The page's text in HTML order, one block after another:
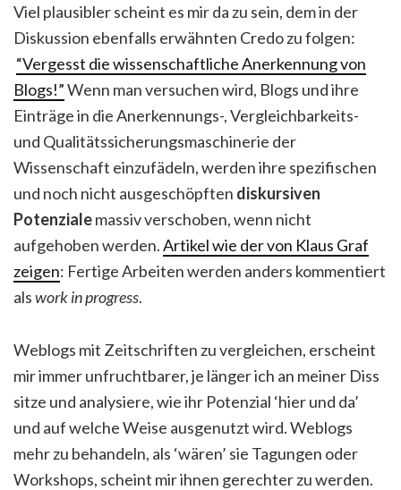
Viel plausibler scheint es mir da zu sein, dem in der
Diskussion ebenfalls erwähnten Credo zu folgen:
“Vergesst die wissenschaftliche Anerkennung von
Blogs!”Wenn man versuchen wird, Blogs und ihre
Einträge in die Anerkennungs-, Vergleichbarkeits-
und Qualitätssicherungsmaschinerie der
Wissenschaft einzufädeln, werden ihre spezifischen
und noch nicht ausgeschöpften diskursiven
Potenzialemassiv verschoben, wenn nicht
aufgehoben werden.Artikel wie der von Klaus Graf
zeigen: Fertige Arbeiten werden anders kommentiert
alswork in progress.
Weblogs mit Zeitschriften zu vergleichen, erscheint
mir immer unfruchtbarer, je länger ich an meiner Diss
sitze und analysiere, wie ihr Potenzial ‘hier und da’
und auf welche Weise ausgenutzt wird. Weblogs
mehr zu behandeln, als ‘wären’ sie Tagungen oder
Workshops, scheint mir ihnen gerechter zu werden.